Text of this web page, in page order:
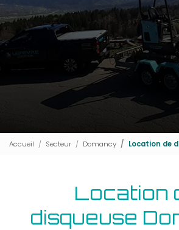
Accueil Secteur Domancy Location de
Location
disqueuse